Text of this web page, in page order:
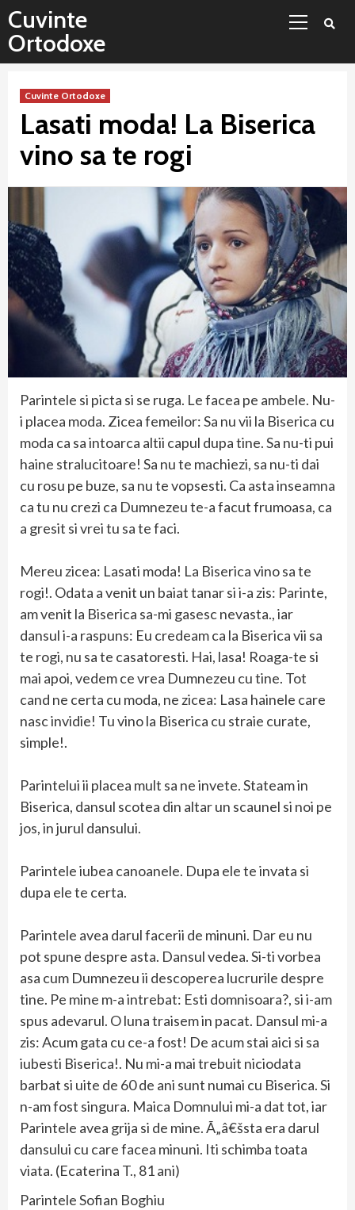
Sari
conținut
Cuvinte
Ortodoxe
Cuvinte Ortodoxe
Lasati moda! La Biserica
vino sa te rogi
Parintele si picta si se ruga. Le facea pe ambele. Nu-
i placea moda. Zicea femeilor: Sa nu vii la Biserica cu
moda ca sa intoarca altii capul dupa tine. Sa nu-ti pui
haine stralucitoare! Sa nu te machiezi, sa nu-ti dai
cu rosu pe buze, sa nu te vopsesti. Ca asta inseamna
ca tu nu crezi ca Dumnezeu te-a facut frumoasa, ca
a gresit si vrei tu sa te faci.
Mereu zicea: Lasati moda! La Biserica vino sa te
rogi!. Odata a venit un baiat tanar si i-a zis: Parinte,
am venit la Biserica sa-mi gasesc nevasta., iar
dansul i-a raspuns: Eu credeam ca la Biserica vii sa
te rogi, nu sa te casatoresti. Hai, lasa! Roaga-te si
mai apoi, vedem ce vrea Dumnezeu cu tine. Tot
cand ne certa cu moda, ne zicea: Lasa hainele care
nasc invidie! Tu vino la Biserica cu straie curate,
simple!.
Parintelui ii placea mult sa ne invete. Stateam in
Biserica, dansul scotea din altar un scaunel si noi pe
jos, in jurul dansului.
Parintele iubea canoanele. Dupa ele te invata si
dupa ele te certa.
Parintele avea darul facerii de minuni. Dar eu nu
pot spune despre asta. Dansul vedea. Si-ti vorbea
asa cum Dumnezeu ii descoperea lucrurile despre
tine. Pe mine m-a intrebat: Esti domnisoara?, si i-am
spus adevarul. O luna traisem in pacat. Dansul mi-a
zis: Acum gata cu ce-a fost! De acum stai aici si sa
iubesti Biserica!. Nu mi-a mai trebuit niciodata
barbat si uite de 60 de ani sunt numai cu Biserica. Si
n-am fost singura. Maica Domnului mi-a dat tot, iar
Parintele avea grija si de mine. Ã„â€šsta era darul
dansului cu care facea minuni. Iti schimba toata
viata. (Ecaterina T., 81 ani)
Parintele Sofian Boghiu